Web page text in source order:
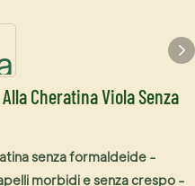
Cheratina Viola Senza
senza formaldeide -
morbidi e senza crespo -